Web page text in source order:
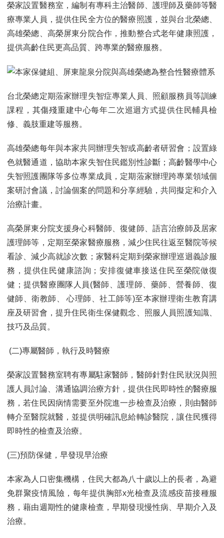
榮家設置醫務室，編制有專科主治醫師、護理師及藥師等醫
療專業人員，提供住民全方位的醫療照護，並與台北榮總、
高雄榮總、高榮屏東分院合作，推動整合式老年健康照護，
提供高齡住民更高品質、跨專業的醫療服務。
台北榮總定期蒞家辦理失智症專業人員、照顧服務員等訓練
課程，其傷殘重建中心每年二次巡迴方式提供住民輔具檢
修、義肢重建等服務。
高雄榮總每年與本家共同辦理失智或高齡者研習會；設置綠
色就醫通道，協助本家失智住民鑑別性診斷；高齡醫學中心
失智照護團隊等多位專業成員，定期蒞家辦理跨專業領域個
案研討會議，討論個案的問題和分享經驗，共同擬定和介入
治療計畫。
高榮屏東分院支援身心科醫師、復健師、語言治療師及居家
護理師等，定期至榮家醫療服務，減少住民往返至醫院等候
看診、減少高就診次數；家醫科定期到榮家辦理巡迴義診服
務，提供住民健康諮詢；安排復健車接送住民至榮院做復
健；提供醫療團隊人員(醫師、護理師、藥師、營養師、復
健師、衛教師、 心理師、社工師等)至本家辦理衛生教育講
座及研習會，提升住民衛生保健觀念、照服人員照護知識、
技巧及品質。
(二)專屬醫師，執行及時醫療
榮家設置醫務室聘有專屬駐家醫師，醫師針對住民狀況與照
護人員討論、溝通協調治療方針，提供住民即時性的醫療服
務，若住民因病情需要至外院進一步檢查及治療，則由醫師
轉介至醫院就醫，並提供明確訊息給轉診醫院，讓住民獲得
即時性的檢查及治療。
(三)預防保健，早發現早治療
本家為人口密集機構，住民大都為八十歲以上的長者，為避
免群聚疫情風險，每年提供胸部x光檢查及流感疫苗接種服
務，藉由週期性的健康檢查，早期發現慢性病、早期介入及
治療。